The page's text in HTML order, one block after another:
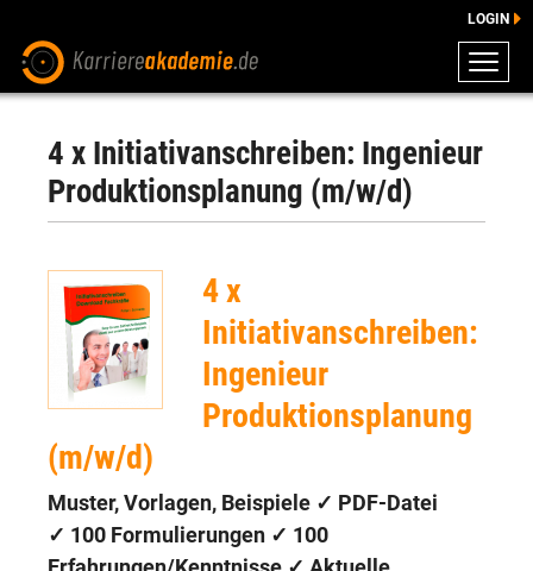
DOWNLOADS
ENGLISCHE DOWNLOADS
BERATUNG
LOGIN
4 x Initiativanschreiben: Ingenieur
Produktionsplanung (m/w/d)
4 x
Initiativanschreiben:
Ingenieur
Produktionsplanung
(m/w/d)
Muster, Vorlagen, Beispiele ✓ PDF-Datei
✓ 100 Formulierungen ✓ 100